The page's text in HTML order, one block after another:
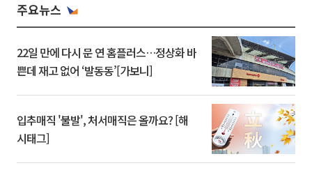
주요뉴스
22일 만에 다시 문 연 홈플러스…정상화 바
쁜데 재고 없어 ‘발동동’[가보니]
입추매직 '불발', 처서매직은 올까요? [해
시태그]